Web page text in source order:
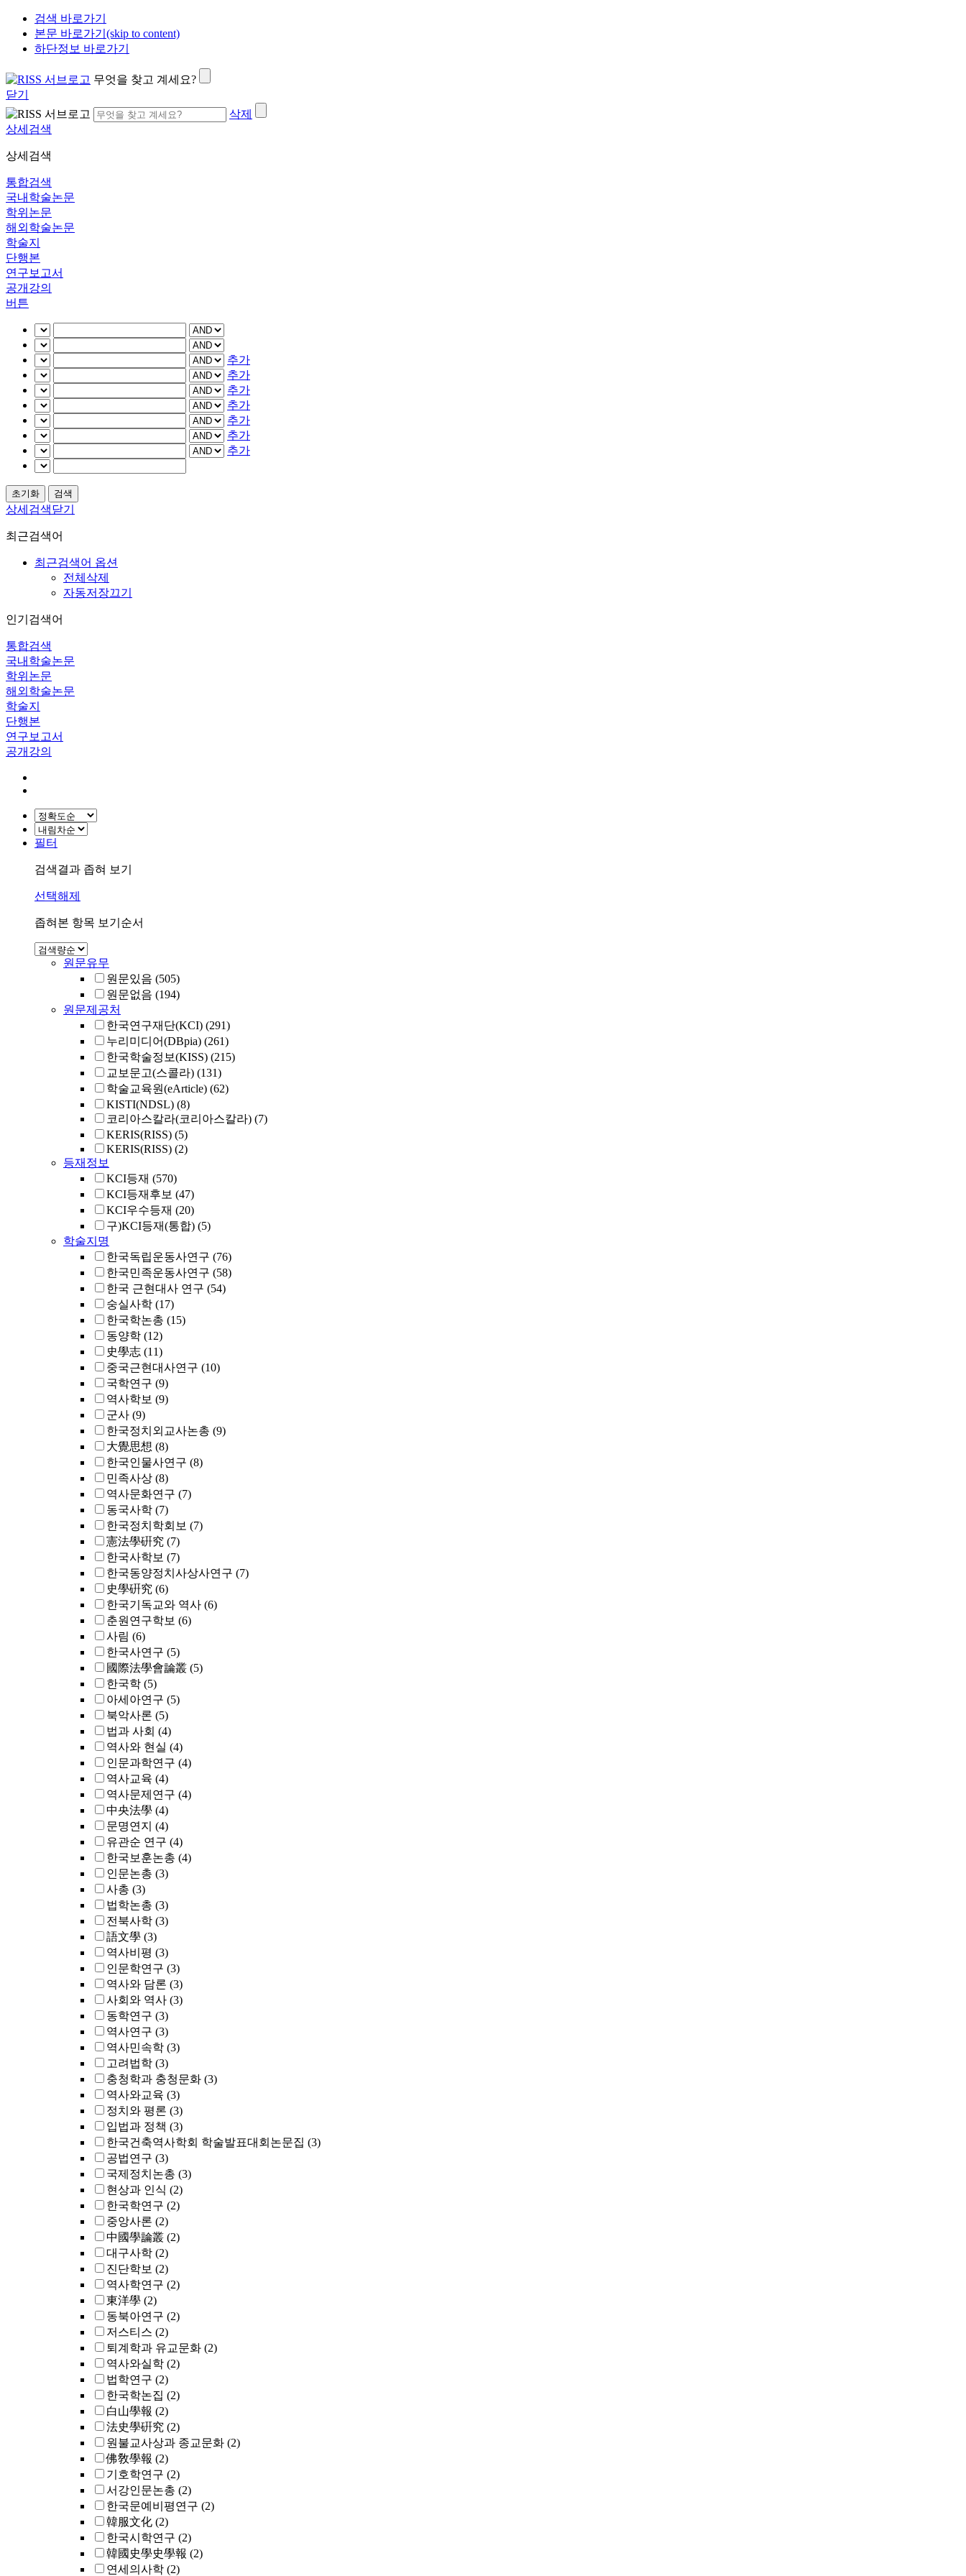
검색 바로가기
본문 바로가기(skip to content)
하단정보 바로가기
무엇을 찾고 계세요?
닫기
삭제
상세검색
상세검색
통합검색
국내학술논문
학위논문
해외학술논문
학술지
단행본
연구보고서
공개강의
버튼
추가
추가
추가
추가
추가
추가
추가
상세검색닫기
최근검색어
최근검색어 옵션
전체삭제
자동저장끄기
인기검색어
통합검색
국내학술논문
학위논문
해외학술논문
학술지
단행본
연구보고서
공개강의
필터
검색결과 좁혀 보기
선택해제
좁혀본 항목 보기순서
원문유무
원문있음 (505)
원문없음 (194)
원문제공처
한국연구재단(KCI) (291)
누리미디어(DBpia) (261)
한국학술정보(KISS) (215)
교보문고(스콜라) (131)
학술교육원(eArticle) (62)
KISTI(NDSL) (8)
코리아스칼라(코리아스칼라) (7)
KERIS(RISS) (5)
KERIS(RISS) (2)
등재정보
KCI등재 (570)
KCI등재후보 (47)
KCI우수등재 (20)
구)KCI등재(통합) (5)
학술지명
한국독립운동사연구 (76)
한국민족운동사연구 (58)
한국 근현대사 연구 (54)
숭실사학 (17)
한국학논총 (15)
동양학 (12)
史學志 (11)
중국근현대사연구 (10)
국학연구 (9)
역사학보 (9)
군사 (9)
한국정치외교사논총 (9)
大覺思想 (8)
한국인물사연구 (8)
민족사상 (8)
역사문화연구 (7)
동국사학 (7)
한국정치학회보 (7)
憲法學硏究 (7)
한국사학보 (7)
한국동양정치사상사연구 (7)
史學硏究 (6)
한국기독교와 역사 (6)
춘원연구학보 (6)
사림 (6)
한국사연구 (5)
國際法學會論叢 (5)
한국학 (5)
아세아연구 (5)
북악사론 (5)
법과 사회 (4)
역사와 현실 (4)
인문과학연구 (4)
역사교육 (4)
역사문제연구 (4)
中央法學 (4)
문명연지 (4)
유관순 연구 (4)
한국보훈논총 (4)
인문논총 (3)
사총 (3)
법학논총 (3)
전북사학 (3)
語文學 (3)
역사비평 (3)
인문학연구 (3)
역사와 담론 (3)
사회와 역사 (3)
동학연구 (3)
역사연구 (3)
역사민속학 (3)
고려법학 (3)
충청학과 충청문화 (3)
역사와교육 (3)
정치와 평론 (3)
입법과 정책 (3)
한국건축역사학회 학술발표대회논문집 (3)
공법연구 (3)
국제정치논총 (3)
현상과 인식 (2)
한국학연구 (2)
중앙사론 (2)
中國學論叢 (2)
대구사학 (2)
진단학보 (2)
역사학연구 (2)
東洋學 (2)
동북아연구 (2)
저스티스 (2)
퇴계학과 유교문화 (2)
역사와실학 (2)
법학연구 (2)
한국학논집 (2)
白山學報 (2)
法史學硏究 (2)
원불교사상과 종교문화 (2)
佛敎學報 (2)
기호학연구 (2)
서강인문논총 (2)
한국문예비평연구 (2)
韓服文化 (2)
한국시학연구 (2)
韓國史學史學報 (2)
연세의사학 (2)